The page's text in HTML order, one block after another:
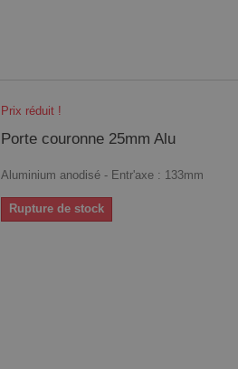
Prix réduit !
Porte couronne 25mm Alu
Aluminium anodisé - Entr'axe : 133mm
Rupture de stock